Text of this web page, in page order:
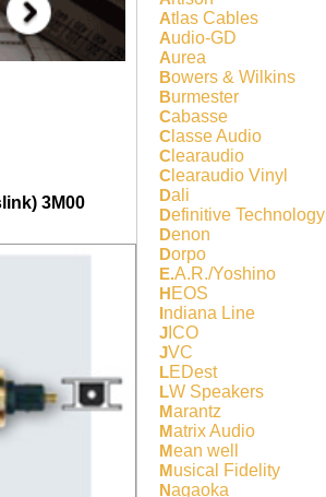
3M00
Atlas Cables
Audio-GD
Aurea
Bowers & Wilkins
Burmester
Cabasse
Classe Audio
Clearaudio
Clearaudio Vinyl
Dali
Definitive Technology
Denon
Dorpo
E.A.R./Yoshino
HEOS
Indiana Line
JICO
JVC
LEDest
LW Speakers
Marantz
Matrix Audio
Mean well
Musical Fidelity
Nagaoka